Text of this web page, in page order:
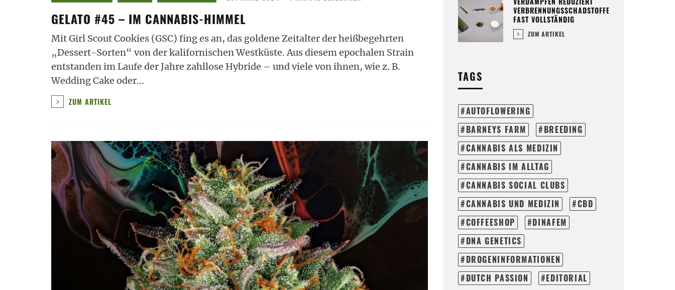
GELATO #45 – IM CANNABIS-HIMMEL
Mit Girl Scout Cookies (GSC) fing es an, das goldene Zeitalter der heißbegehrten
„Dessert-Sorten“ von der kalifornischen Westküste. Aus diesem epochalen Strain
entstanden im Laufe der Jahre zahllose Hybride – und viele von ihnen, wie z. B.
Wedding Cake oder...
ZUM ARTIKEL
VERBRENNUNGSSCHADSTOFFE
FAST VOLLSTÄNDIG
ZUM ARTIKEL
TAGS
AUTOFLOWERING
BARNEYS FARM
BREEDING
CANNABIS ALS MEDIZIN
CANNABIS IM ALLTAG
CANNABIS SOCIAL CLUBS
CANNABIS UND MEDIZIN
CBD
COFFEESHOP
DINAFEM
DNA GENETICS
DROGENINFORMATIONEN
DUTCH PASSION
EDITORIAL